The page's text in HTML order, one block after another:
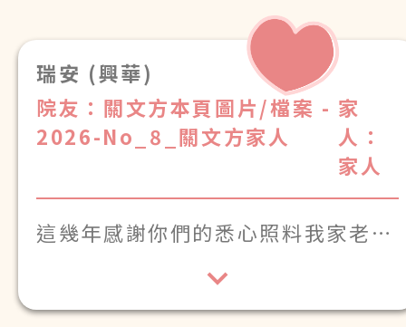
瑞安 (興華)
院友：關文方本頁圖片/檔案 -
2026-No_8_關文方家人
家
人：
家人
這幾年感謝你們的悉心照料我家老人
家，令他能安心、開心地生